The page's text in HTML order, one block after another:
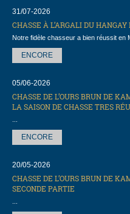
31/07-2026
CHASSE À L’ARGALI DU HANGAY
Notre fidèle chasseur a bien réussit en
ENCORE
05/06-2026
CHASSE DE L’OURS BRUN DE
LA SAISON DE CHASSE TRES
ENCORE
20/05-2026
CHASSE DE L’OURS BRUN DE
SECONDE PARTIE